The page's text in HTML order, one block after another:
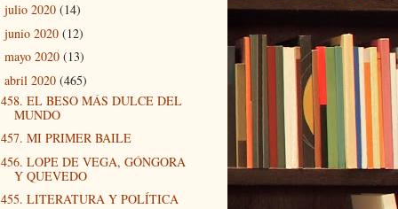
julio 2020 (14)
junio 2020 (12)
mayo 2020 (13)
abril 2020 (465)
458. EL BESO MÁS DULCE DEL
MUNDO
457. MI PRIMER BAILE
456. LOPE DE VEGA, GÓNGORA
Y QUEVEDO
455. LITERATURA Y POLÍTICA